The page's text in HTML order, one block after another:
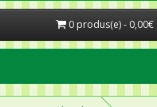
0 produs(e) - 0,00€